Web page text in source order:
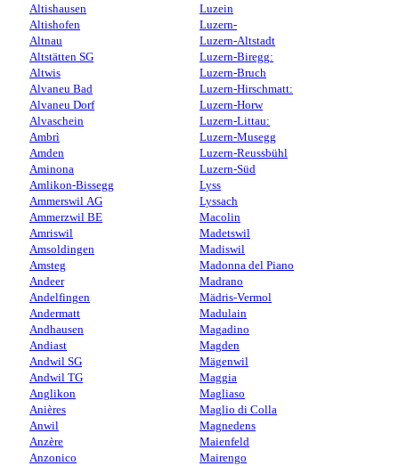
Altishausen
Altishofen
Altnau
Altstätten SG
Altwis
Alvaneu Bad
Alvaneu Dorf
Alvaschein
Ambrì
Amden
Aminona
Amlikon-Bissegg
Ammerswil AG
Ammerzwil BE
Amriswil
Amsoldingen
Amsteg
Andeer
Andelfingen
Andermatt
Andhausen
Andiast
Andwil SG
Andwil TG
Anglikon
Anières
Anwil
Anzère
Anzonico
Luzein
Luzern-
Luzern-Altstadt
Luzern-Biregg:
Luzern-Bruch
Luzern-Hirschmatt:
Luzern-Horw
Luzern-Littau:
Luzern-Musegg
Luzern-Reussbühl
Luzern-Süd
Lyss
Lyssach
Macolin
Madetswil
Madiswil
Madonna del Piano
Madrano
Mädris-Vermol
Madulain
Magadino
Magden
Mägenwil
Maggia
Magliaso
Maglio di Colla
Magnedens
Maienfeld
Mairengo